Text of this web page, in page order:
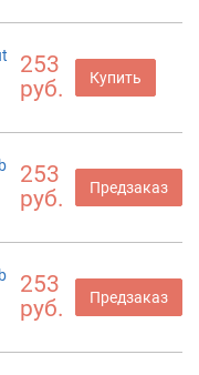
253
руб.
Купить
253
руб.
Предзаказ
253
руб.
Предзаказ